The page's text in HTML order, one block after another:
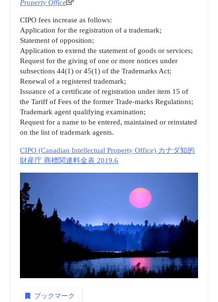
公
式
ブ
ロ
グ”
Property Office
CIPO fees increase as follows:
Application for the registration of a trademark;
Statement of opposition;
Application to extend the statement of goods or services;
Request for the giving of one or more notices under
subsections 44(1) or 45(1) of the Trademarks Act;
Renewal of a registered trademark;
Issuance of a certificate of registration under item 15 of
the Tariff of Fees of the former Trade‑marks Regulations;
Trademark agent qualifying examination;
Request for a name to be entered, maintained or reinstated
on the list of trademark agents.
CIPO (Canadian Intellectual Property Office) カナダ知的
財産庁 商標関連料金表 2019.6
ブックマーク